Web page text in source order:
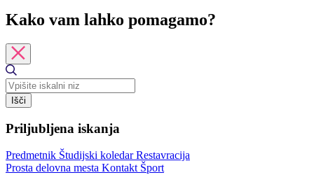
Kako vam lahko pomagamo?
Išči
Priljubljena iskanja
Predmetnik Študijski koledarRestavracija
Prosta delovna mesta Kontakt Šport